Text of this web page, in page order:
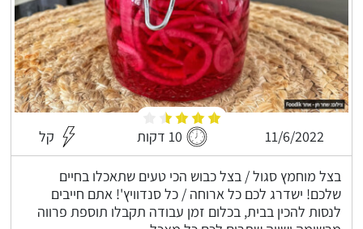
11/6/2022 10 דקות קל
בצל מוחמץ סגול / בצל כבוש הכי טעים שתאכלו בחיים
שלכם! ישדרג לכם כל ארוחה / כל סנדוויץ'! אתם חייבים
לנסות להכין בבית, בכלום זמן עבודה תקבלו תוספת פרווה